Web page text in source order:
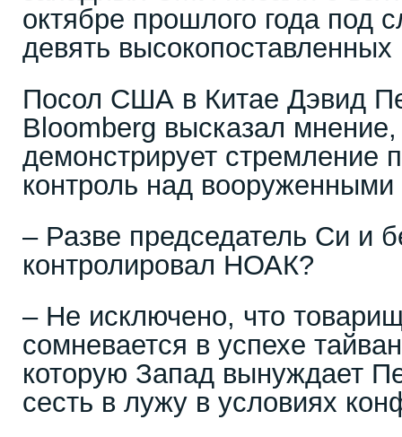
октябре прошлого года под
девять высокопоставленных
Посол США в Китае Дэвид
Bloomberg высказал
демонстрирует стремление
контроль над
– Разве председатель Си и
контролировал НОАК?
– Не исключено, что
сомневается в успехе
которую Запад вынуждает
сесть в лужу в условиях